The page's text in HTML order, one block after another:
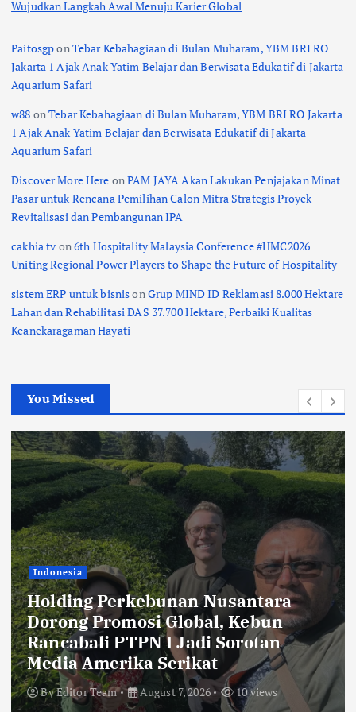
Wujudkan Langkah Awal Menuju Karier Global
PaitosgponTebar Kebahagiaan di Bulan Muharam, YBM BRI RO
Jakarta 1 Ajak Anak Yatim Belajar dan Berwisata Edukatif di Jakarta
Aquarium Safari
w88 onTebar Kebahagiaan di Bulan Muharam, YBM BRI RO Jakarta
1 Ajak Anak Yatim Belajar dan Berwisata Edukatif di Jakarta
Aquarium Safari
Discover More Here onPAM JAYA Akan Lakukan Penjajakan Minat
Pasar untuk Rencana Pemilihan Calon Mitra Strategis Proyek
Revitalisasi dan Pembangunan IPA
cakhia tv on6th Hospitality Malaysia Conference #HMC2026
Uniting Regional Power Players to Shape the Future of Hospitality
sistem ERP untuk bisnisonGrup MIND ID Reklamasi 8.000 Hektare
Lahan dan Rehabilitasi DAS 37.700 Hektare, Perbaiki Kualitas
Keanekaragaman Hayati
You Missed
Thailand
เศรษฐกิจดิจิทัลของประเทศไทยเร่งความ
ต้องการซอฟต์แวร์องค์กรที่ขับเคลื่อนด้
AI
ByEditor Team August 7, 2026 29 views